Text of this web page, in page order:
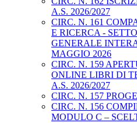
A.S. 2026/2027
CIRC. N. 161
E RICERCA -
GENERALE
MAGGIO 2026
CIRC. N. 159
ONLINE LIBRI DI
A.S. 2026/2027
CIRC. N. 157
CIRC. N. 156
MODULO C –